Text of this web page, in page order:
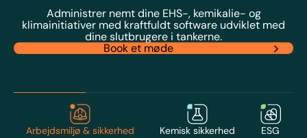
Administrer nemt dine EHS-, kemikalie- og
klimainitiativer med kraftfuldt software udviklet med
dine slutbrugere i tankerne.
Book et møde
Arbejdsmiljø & sikkerhed Kemisk sikkerhed ESG